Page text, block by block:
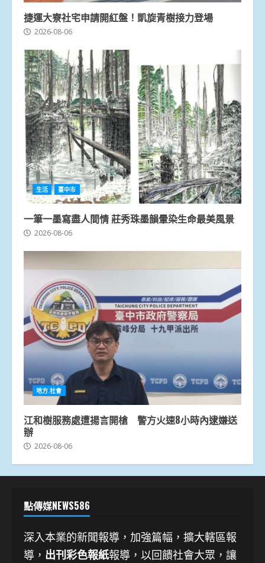
捷運大寮社宅申請開紅盤！凱旋青樹接力登場
2026-08-06
生活 臺中市
一筆一墨寫盡人間情 莊秀珠墨韻暈染生命最美風景
2026-08-06
地方.社會
江和樹服務處遭揚言開槍 警方火速8小時內逮嫌送
辦
2026-08-06
點傳媒NEWS586
深入本業的新聞報導，加強篇幅，擴大轄區報
導， 出刊彩色報紙報導，以回饋社會大眾，讓